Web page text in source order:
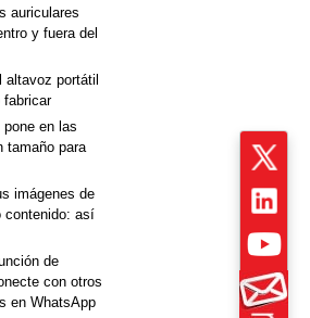
auriculares
y fuera del
altavoz portátil
fabricar
en las
tamaño para
imágenes de
contenido: así
de
con otros
en WhatsApp